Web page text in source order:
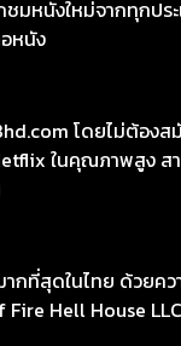
นังใหม่จากทุกประ
หนัง
โดยไม่ต้องส
ในคุณภาพสูง ส
กที่สุดในไทย ด้วยค
Hell House